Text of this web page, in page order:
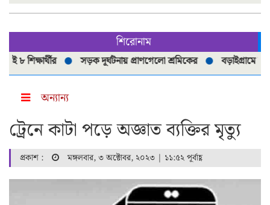
শিরোনাম
সড়ক দূর্ঘটনায় প্রাণগেলো শ্রমিকের বড়াইগ্রামে
অন্যান্য
ট্রেনে কাটা পড়ে অজ্ঞাত ব্যক্তির মৃত্যু
প্রকাশ : মঙ্গলবার, ৩ অক্টোবর, ২০২৩ | ১১:৫২ পূর্বাহ্ণ